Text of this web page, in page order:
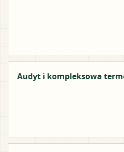
Audyt i kompleksowa